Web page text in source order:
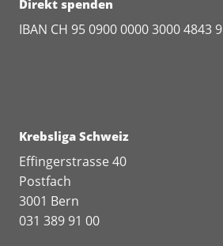
Direkt spenden
IBAN CH 95 0900 0000 3000 4843 9
Krebsliga Schweiz
Effingerstrasse 40
Postfach
3001 Bern
031 389 91 00